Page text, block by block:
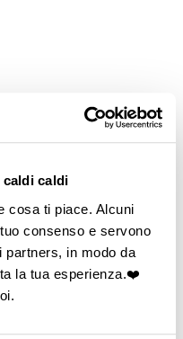
caldi
cosa ti piace. Alcuni
consenso e servono
partners, in modo da
la tua esperienza.❤️